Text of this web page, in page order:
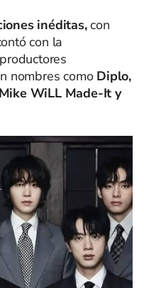
inéditas,con
con la
nombres comoDiplo,
WiLL Made-It y